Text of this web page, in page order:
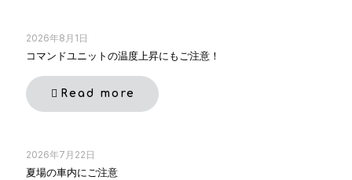
2026年8月1日
コマンドユニットの温度上昇にもご注意！
Read more
2026年7月22日
夏場の車内にご注意